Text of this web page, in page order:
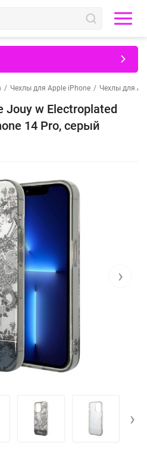
/ Чехлы для Apple iPhone / Чехлы для
Jouy w Electroplated
14 Pro, серый
›
›